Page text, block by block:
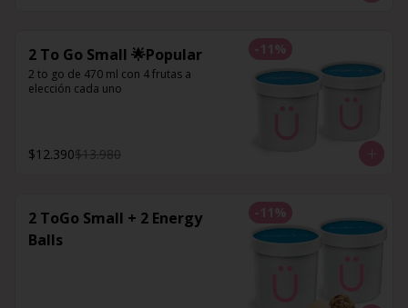
-11 %
2 To Go Small 🌟Popular
2 to go de 470 ml con 4 frutas a
elección cada uno
$12.390$13.980
-11 %
2 ToGo Small + 2 Energy
Balls